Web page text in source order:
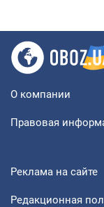
О компании
Правовая
Реклама на сайте
Редакционная